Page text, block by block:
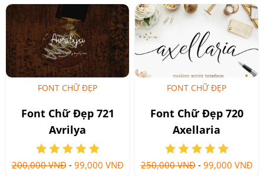
FONT CHỮ ĐẸP
Font Chữ Đẹp 721
Avrilya
200,000 VNĐ- 99,000 VNĐ
FONT CHỮ ĐẸP
Font Chữ Đẹp 720
Axellaria
250,000 VNĐ- 99,000 VNĐ